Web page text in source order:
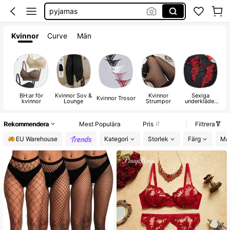
bh push up
Kvinnor Curve Män
BH:ar för
kvinnor
Kvinnor Sov &
Lounge Kvinnor Trosor Kvinnor
Strumpor
Sexiga
underkläder
Rekommendera Mest Populära Pris
Filtrera
EU Warehouse
Kategori Storlek Färg